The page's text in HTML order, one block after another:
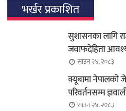
भर्खर प्रकाशित
सुशासनका लागि
जवाफदेहिता
साउन २४, २०८३
क्यूबामा नेपालको
परिवर्तनसम्म
साउन २४, २०८३